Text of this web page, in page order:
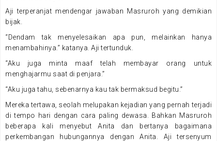
Aji terperanjat mendengar jawaban Masruroh yang demikian
bijak.
“Dendam tak menyelesaikan apa pun, melainkan hanya
menambahinya.” katanya. Aji tertunduk.
“Aku juga minta maaf telah membayar orang untuk
menghajarmu saat di penjara.”
“Aku juga tahu, sebenarnya kau tak bermaksud begitu.”
Mereka tertawa, seolah melupakan kejadian yang pernah terjadi
di tempo hari dengan cara paling dewasa. Bahkan Masruroh
beberapa kali menyebut Anita dan bertanya bagaimana
perkembangan hubungannya dengan Anita. Aji tersenyum